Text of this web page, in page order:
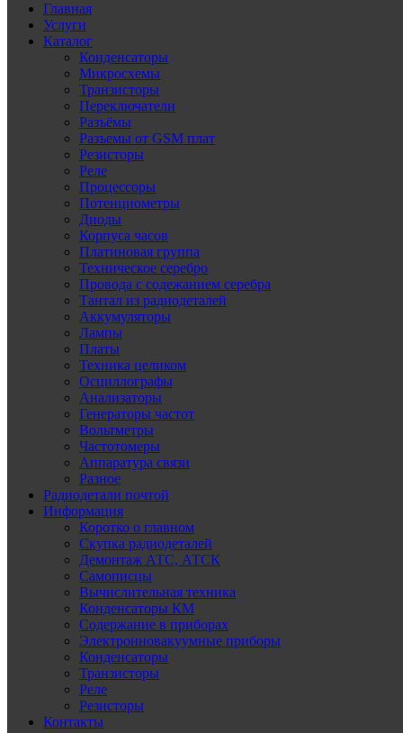
Главная
Услуги
Каталог
Конденсаторы
Микросхемы
Транзисторы
Переключатели
Разъёмы
Разъемы от GSM плат
Резисторы
Реле
Процессоры
Потенциометры
Диоды
Корпуса часов
Платиновая группа
Техническое серебро
Провода с содежанием серебра
Тантал из радиодеталей
Аккумуляторы
Лампы
Платы
Техника целиком
Осциллографы
Анализаторы
Генераторы частот
Вольтметры
Частотомеры
Аппаратура связи
Разное
Радиодетали почтой
Информация
Коротко о главном
Скупка радиодеталей
Демонтаж АТС, АТСК
Самописцы
Вычислительная техника
Конденсаторы КМ
Содержание в приборах
Электронновакуумные приборы
Конденсаторы
Транзисторы
Реле
Резисторы
Контакты